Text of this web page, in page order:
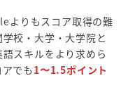
りもスコア取得の難
校・大学・大学院と
スキルをより求めら
でも 1〜1.5ポイント